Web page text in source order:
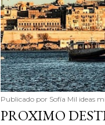
Publicado por Sofía Mil ideas
PROXIMO